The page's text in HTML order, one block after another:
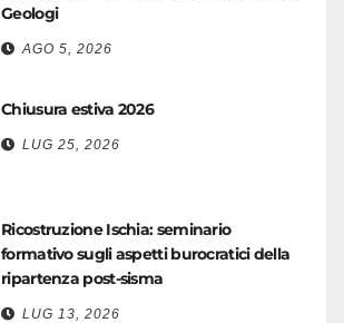
Geologi
AGO 5, 2026
Chiusura estiva 2026
LUG 25, 2026
Ricostruzione Ischia: seminario
formativo sugli aspetti burocratici della
ripartenza post-sisma
LUG 13, 2026